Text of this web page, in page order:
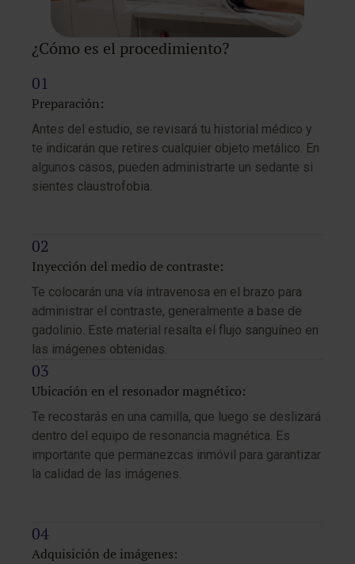
¿Cómo es el procedimiento?
Preparación:
Antes del estudio, se revisará tu historial médico y
te indicarán que retires cualquier objeto metálico. En
algunos casos, pueden administrarte un sedante si
sientes claustrofobia.
Inyección del medio de contraste:
Te colocarán una vía intravenosa en el brazo para
administrar el contraste, generalmente a base de
gadolinio. Este material resalta el flujo sanguíneo en
las imágenes obtenidas.
Ubicación en el resonador magnético:
Te recostarás en una camilla, que luego se deslizará
dentro del equipo de resonancia magnética. Es
importante que permanezcas inmóvil para garantizar
la calidad de las imágenes.
Adquisición de imágenes: